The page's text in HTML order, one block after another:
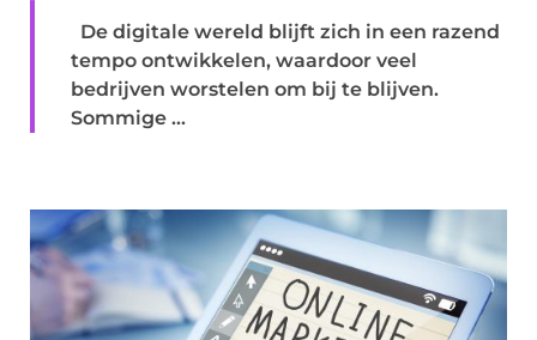
De digitale wereld blijft zich in een razend
tempo ontwikkelen, waardoor veel
bedrijven worstelen om bij te blijven.
Sommige ...